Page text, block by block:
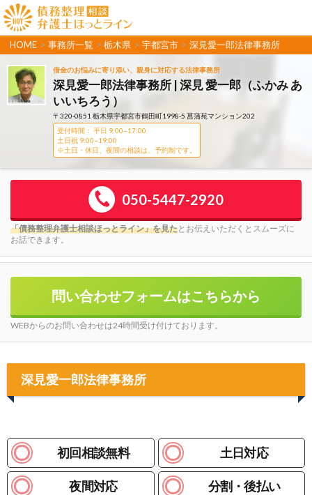
HOME > 事務所一覧 > 栃木県 > 宇都宮市 > 深見愛一郎法律事務所
借金のお悩みに寄り添い、親身に対応する法律事務所
深見愛一郎法律事務所 | 深見 愛一郎（ふかみ あ
いいちろう）
〒320-0851 栃木県宇都宮市鶴田町1998-5 菖蒲苑マンション202
受付時間： 平日 9:00~17:00
土日祝 9:00~19:00
※土日・休日、夜間の相談は、予約制です。
050-5447-2920
「債務整理弁護士相談ほっとライン」を見たとお伝えいただくとスムーズに
お話できます。
問い合わせフォームはこちらから
WEBからのお問い合わせは24時間受け付けております。
深見愛一郎法律事務所
初回相談無料 土日対応
夜間対応 分割・後払い